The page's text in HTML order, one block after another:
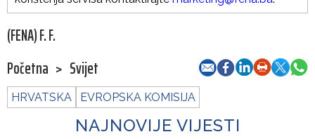
(FENA) F. F.
Početna > Svijet
HRVATSKA EVROPSKA KOMISIJA
NAJNOVIJE VIJESTI